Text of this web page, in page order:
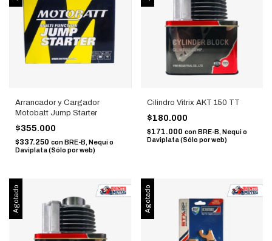
Arrancador y Cargador
Motobatt Jump Starter
$355.000
$337.250 con BRE-B, Nequi o
Daviplata (Sólo por web)
Cilindro Vitrix AKT 150 TT
$180.000
$171.000 con BRE-B, Nequi o
Daviplata (Sólo por web)
Agotado Agotado